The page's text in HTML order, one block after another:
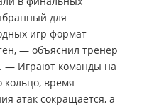
для
игр формат
— объяснил тренер
— Играют команды на
время
атак сокращается, а